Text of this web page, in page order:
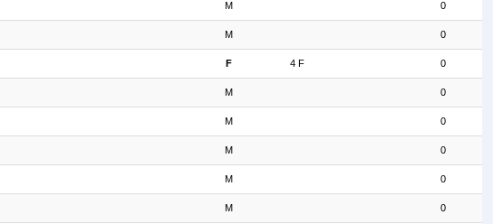
M 0
M 0
F 4 F 0
M 0
M 0
M 0
M 0
M 0